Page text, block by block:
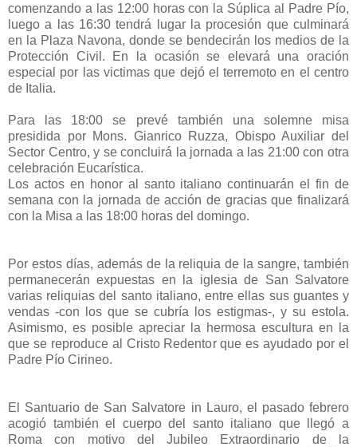
comenzando a las 12:00 horas con la Súplica al Padre Pío,
luego a las 16:30 tendrá lugar la procesión que culminará
en la Plaza Navona, donde se bendecirán los medios de la
Protección Civil. En la ocasión se elevará una oración
especial por las victimas que dejó el terremoto en el centro
de Italia.
Para las 18:00 se prevé también una solemne misa
presidida por Mons. Gianrico Ruzza, Obispo Auxiliar del
Sector Centro, y se concluirá la jornada a las 21:00 con otra
celebración Eucarística.
Los actos en honor al santo italiano continuarán el fin de
semana con la jornada de acción de gracias que finalizará
con la Misa a las 18:00 horas del domingo.
Por estos días, además de la reliquia de la sangre, también
permanecerán expuestas en la iglesia de San Salvatore
varias reliquias del santo italiano, entre ellas sus guantes y
vendas -con los que se cubría los estigmas-, y su estola.
Asimismo, es posible apreciar la hermosa escultura en la
que se reproduce al Cristo Redentor que es ayudado por el
Padre Pío Cirineo.
El Santuario de San Salvatore in Lauro, el pasado febrero
acogió también el cuerpo del santo italiano que llegó a
Roma con motivo del Jubileo Extraordinario de la